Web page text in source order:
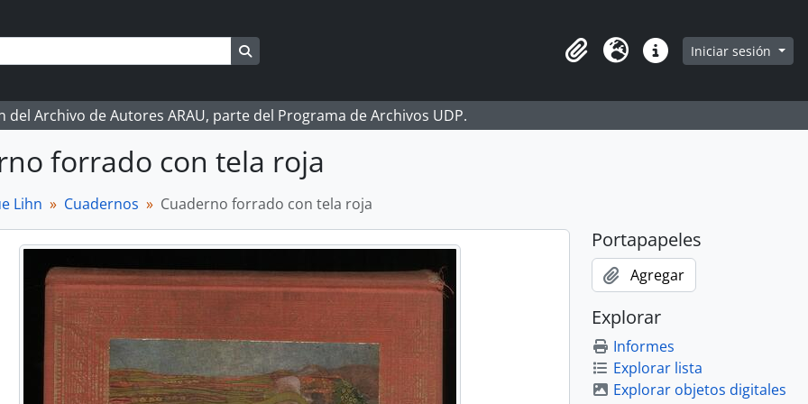
Portapapeles
Idioma Enlaces rápidos
Iniciar sesión
Archivo de Autores ARAU, parte del Programa de Archivos UDP.
forrado con tela roja
Lihn Cuadernos Cuaderno forrado con tela roja
Portapapeles
Agregar
Explorar
Informes
Explorar lista
Explorar objetos digitales